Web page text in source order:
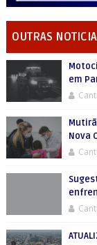
OUTRAS
em
Nova